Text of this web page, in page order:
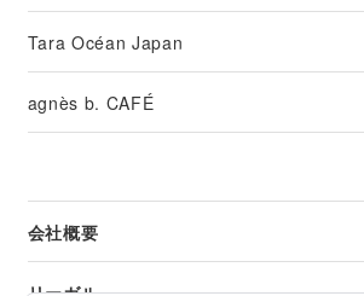
Tara Océan Japan
agnès b. CAFÉ
会社概要